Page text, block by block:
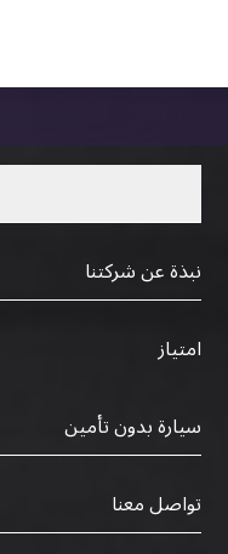
نبذة عن شركتنا
امتياز
سيارة بدون تأمين
تواصل معنا